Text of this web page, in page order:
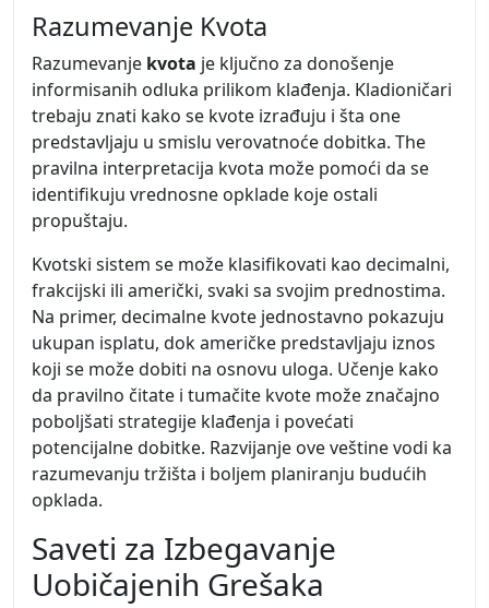
Razumevanje Kvota
Razumevanje kvota je ključno za donošenje
informisanih odluka prilikom klađenja. Kladioničari
trebaju znati kako se kvote izrađuju i šta one
predstavljaju u smislu verovatnoće dobitka. The
pravilna interpretacija kvota može pomoći da se
identifikuju vrednosne opklade koje ostali
propuštaju.
Kvotski sistem se može klasifikovati kao decimalni,
frakcijski ili američki, svaki sa svojim prednostima.
Na primer, decimalne kvote jednostavno pokazuju
ukupan isplatu, dok američke predstavljaju iznos
koji se može dobiti na osnovu uloga. Učenje kako
da pravilno čitate i tumačite kvote može značajno
poboljšati strategije klađenja i povećati
potencijalne dobitke. Razvijanje ove veštine vodi ka
razumevanju tržišta i boljem planiranju budućih
opklada.
Saveti za Izbegavanje
Uobičajenih Grešaka